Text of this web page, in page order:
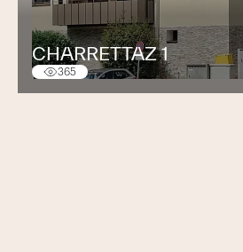
CHARRETTAZ 1
365